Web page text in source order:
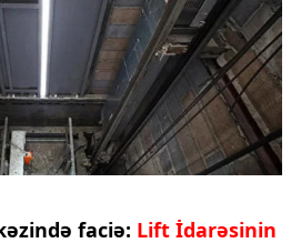
faciə: Lift İdarəsinin